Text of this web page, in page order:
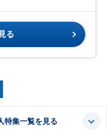
る
特集一覧を見る